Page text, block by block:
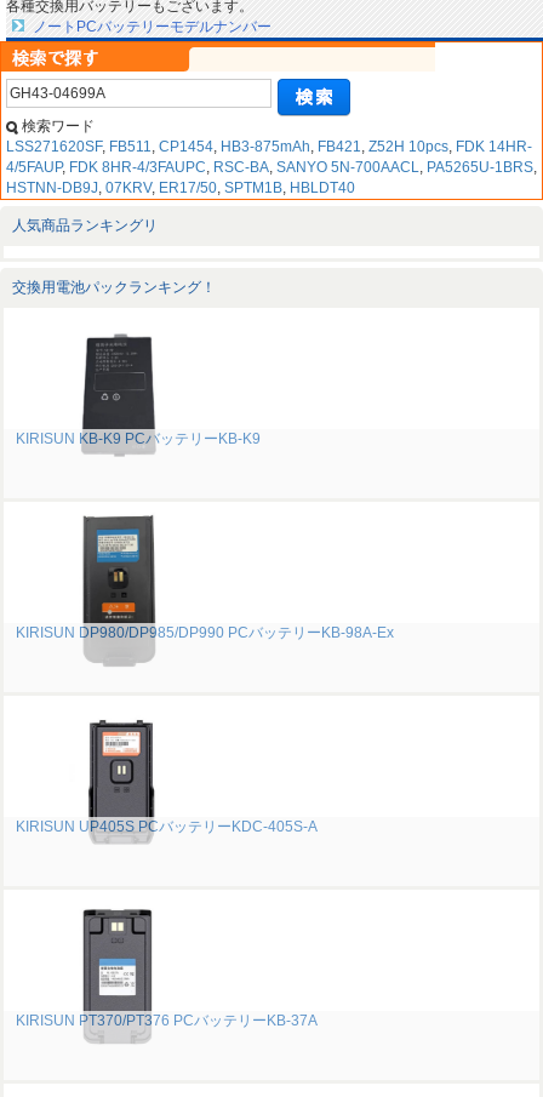
各種交換用バッテリーもございます。
ノートPCバッテリーモデルナンバー
検索ワード
LSS271620SF, FB511, CP1454, HB3-875mAh, FB421, Z52H 10pcs, FDK 14HR-
4/5FAUP, FDK 8HR-4/3FAUPC, RSC-BA, SANYO 5N-700AACL, PA5265U-1BRS,
HSTNN-DB9J, 07KRV, ER17/50, SPTM1B, HBLDT40
人気商品ランキングリ
交換用電池パックランキング！
KIRISUN KB-K9 PCバッテリーKB-K9
KIRISUN DP980/DP985/DP990 PCバッテリーKB-98A-Ex
KIRISUN UP405S PCバッテリーKDC-405S-A
KIRISUN PT370/PT376 PCバッテリーKB-37A